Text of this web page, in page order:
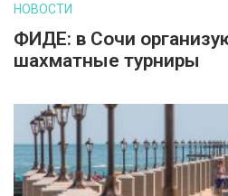
НОВОСТИ
ФИДЕ: в Сочи
шахматные турниры